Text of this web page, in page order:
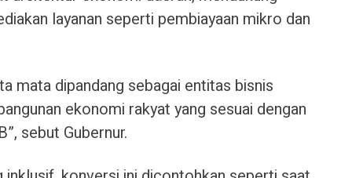
layanan seperti pembiayaan mikro dan
mata dipandang sebagai entitas bisnis
ekonomi rakyat yang sesuai dengan
sebut Gubernur.